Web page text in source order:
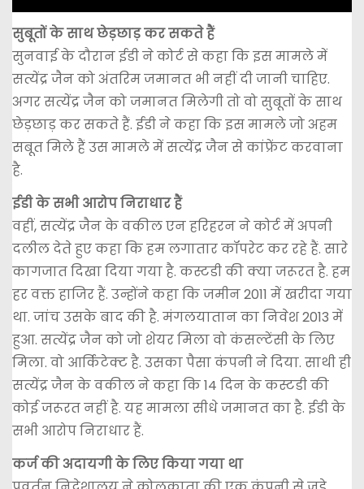
सुबूतों के साथ छेड़छाड़ कर सकते हैं
सुनवाई के दौरान ईडी ने कोर्ट से कहा कि इस मामले में
सत्येंद्र जैन को अंतरिम जमानत भी नहीं दी जानी चाहिए.
अगर सत्येंद्र जैन को जमानत मिलेगी तो वो सुबूतों के साथ
छेड़छाड़ कर सकते हैं. ईडी ने कहा कि इस मामले जो अहम
सबूत मिले हैं उस मामले में सत्येंद्र जैन से कांफ्रेंट करवाना
है.
ईडी के सभी आरोप निराधार हैं
वहीं, सत्येंद्र जैन के वकील एन हरिहरन ने कोर्ट में अपनी
दलील देते हुए कहा कि हम लगातार कॉपरेट कर रहे हैं. सारे
कागजात दिखा दिया गया है. कस्टडी की क्या जरूरत है. हम
हर वक्त हाजिर हैं. उन्होंने कहा कि जमीन 2011 में खरीदा गया
था. जांच उसके बाद की है. मंगलयातान का निवेश 2013 में
हुआ. सत्येंद्र जैन को जो शेयर मिला वो कंसल्टेंसी के लिए
मिला. वो आर्किटेक्ट है. उसका पैसा कंपनी ने दिया. साथी ही
सत्येंद्र जैन के वकील ने कहा कि 14 दिन के कस्टडी की
कोई जरूरत नहीं है. यह मामला सीधे जमानत का है. ईडी के
सभी आरोप निराधार हैं.
कर्ज की अदायगी के लिए किया गया था